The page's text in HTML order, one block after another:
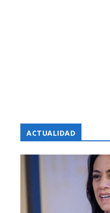
ACTUALIDAD